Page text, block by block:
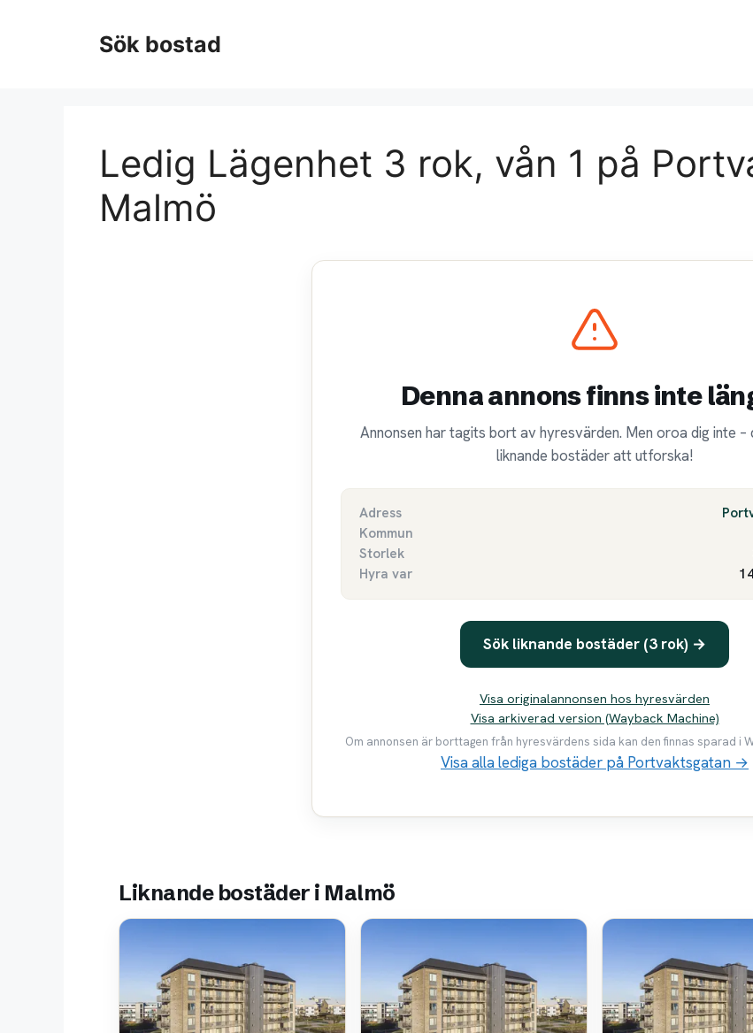
Sök bostad
Ledig Lägenhet 3 rok, vån 1 på
Malmö
Denna annons finns inte
Annonsen har tagits bort av hyresvärden. Men oroa dig inte –
liknande bostäder att utforska!
Adress
Kommun
Storlek
Hyra var
Sök liknande bostäder (3 rok) →
Visa originalannonsen hos hyresvärden
Visa arkiverad version (Wayback Machine)
Om annonsen är borttagen från hyresvärdens sida kan den finnas sparad i
Visa alla lediga bostäder på Portvaktsgatan →
Liknande bostäder i Malmö